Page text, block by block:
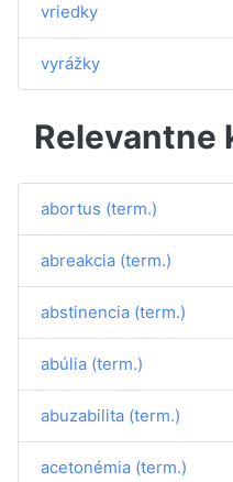
vriedky
vyrážky
Relevantne
abortus (term.)
abreakcia (term.)
abstinencia (term.)
abúlia (term.)
abuzabilita (term.)
acetonémia (term.)